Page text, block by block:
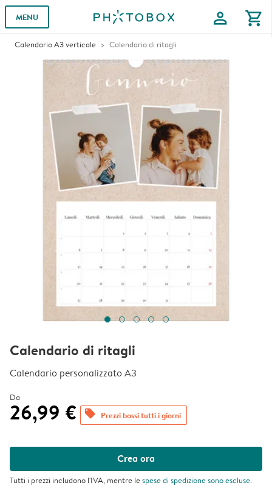
MENU profile shopping_cart
Calendario A3 verticale Calendario di ritagli
Calendario di ritagli
Calendario personalizzato A3
Da
26,99 € offers Prezzi bassi tutti i giorni
Crea ora
Tutti i prezzi includono l'IVA, mentre lespese di spedizionesono escluse.